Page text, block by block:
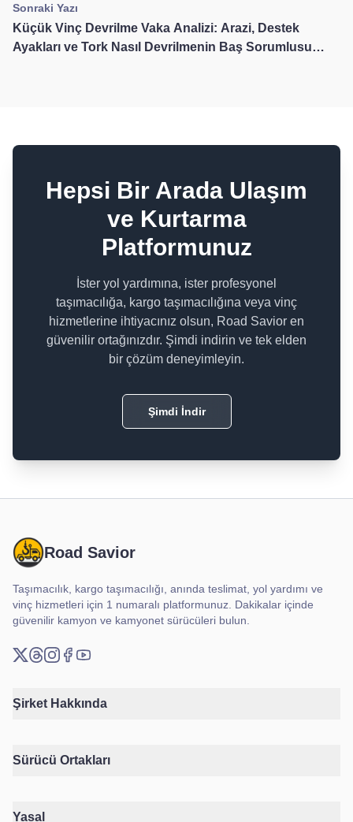
Sonraki Yazı
Küçük Vinç Devrilme Vaka Analizi: Arazi, Destek
Ayakları ve Tork Nasıl Devrilmenin Baş Sorumlusu
Hepsi Bir Arada Ulaşım
ve Kurtarma
Platformunuz
İster yol yardımına, ister profesyonel
taşımacılığa, kargo taşımacılığına veya vinç
hizmetlerine ihtiyacınız olsun, Road Savior en
güvenilir ortağınızdır. Şimdi indirin ve tek elden
bir çözüm deneyimleyin.
Şimdi İndir
Road Savior
Taşımacılık, kargo taşımacılığı, anında teslimat, yol yardımı ve
vinç hizmetleri için 1 numaralı platformunuz. Dakikalar içinde
güvenilir kamyon ve kamyonet sürücüleri bulun.
Şirket Hakkında
Sürücü Ortakları
Yasal